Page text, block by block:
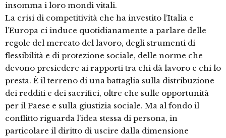
insomma i loro mondi vitali.
La crisi di competitività che ha investito l’Italia e
l’Europa ci induce quotidianamente a parlare delle
regole del mercato del lavoro, degli strumenti di
flessibilità e di protezione sociale, delle norme che
devono presiedere ai rapporti tra chi dà lavoro e chi lo
presta. È il terreno di una battaglia sulla distribuzione
dei redditi e dei sacrifici, oltre che sulle opportunità
per il Paese e sulla giustizia sociale. Ma al fondo il
conflitto riguarda l’idea stessa di persona, in
particolare il diritto di uscire dalla dimensione